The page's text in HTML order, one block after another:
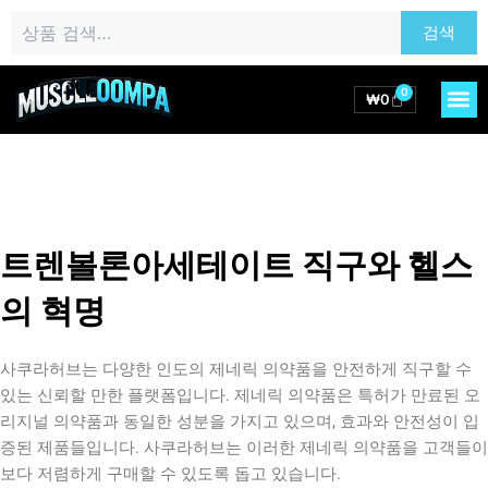
츠
색:
검색
₩0 0
Cart
트렌볼론아세테이트 직구와 헬스
의 혁명
사쿠라허브는 다양한 인도의 제네릭 의약품을 안전하게 직구할 수
있는 신뢰할 만한 플랫폼입니다. 제네릭 의약품은 특허가 만료된 오
리지널 의약품과 동일한 성분을 가지고 있으며, 효과와 안전성이 입
증된 제품들입니다. 사쿠라허브는 이러한 제네릭 의약품을 고객들이
보다 저렴하게 구매할 수 있도록 돕고 있습니다.